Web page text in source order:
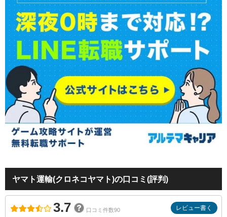
ヤマト運輸(クロネコヤマト)の口コミ(評判)
3.7 口コミ件数90 レビュー書く